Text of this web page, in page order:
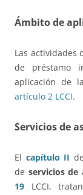
Ámbito de
Las actividades
de préstamo
aplicación de
artículo 2 LCCI.
Servicios de
El capítulo II
de servicios de
19 LCCI,